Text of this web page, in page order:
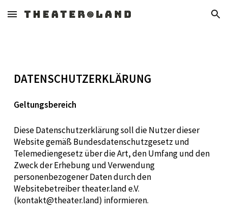
Skip to main content Skip to navigation
DATENSCHUTZERKLÄRUNG
Geltungsbereich
Diese Datenschutzerklärung soll die Nutzer dieser
Website gemäß Bundesdatenschutzgesetz und
Telemediengesetz über die Art, den Umfang und den
Zweck der Erhebung und Verwendung
personenbezogener Daten durch den
Websitebetreiber theater.land e.V.
(kontakt@theater.land) informieren.